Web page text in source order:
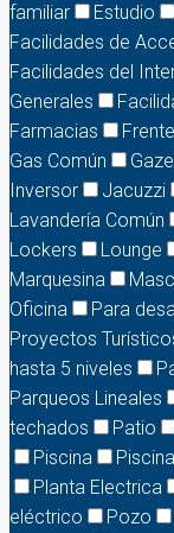
familiar
Estudio
Facilidades de
Facilidades del
Generales
Farmacias
Gas Común
Inversor
Jacuzzi
Lavandería Común
Lockers
Lounge
Marquesina
Oficina
Para
Proyectos
hasta 5 niveles
Parqueos Lineales
techados
Patio
Piscina
Planta Electrica
eléctrico
Pozo